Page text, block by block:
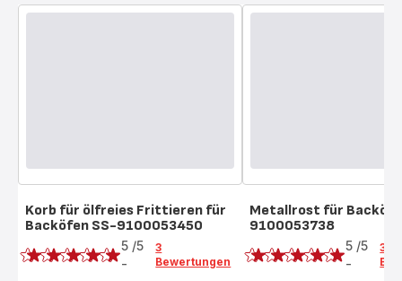
Korb für ölfreies Frittieren für
Backöfen SS-9100053450
Bewertung
5 /5
-
3
Bewertungen
Metallrost für
9100053738
Bewertung
5 /5
-
3